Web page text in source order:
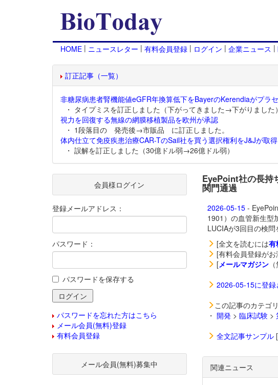
HOME | ニュースレター | 有料会員登録 | ログイン | 企業ニュース |
訂正記事（一覧）
非糖尿病患者腎機能値eGFR年換算低下をBayerのKerendiaがプラ
・ タイプミスを訂正しました（下がってきました→下がりました）
視力を回復する無線の網膜移植製品を欧州が承認
・ 1段落目の 発売後→市販品 に訂正しました。
体内仕立て免疫疾患治療CAR-TのSail社を買う選択権利をJ&Jが取得
・ 誤解を訂正しました（30億ドル弱→26億ドル弱）
EyePoint社の長持
関門通過
2026-05-15-
1901）の血管新生型
LUCIAが3回目の検問
[全文を読むには有
[有料会員登録が
[メールマガジン（
2026-05-15に登
この記事のカテゴリ
・ 開発 > 臨床試験>
全文記事サンプル[
関連ニュース
会員様ログイン
登録メールアドレス：
パスワード：
パスワードを保存する
パスワードを忘れた方はこちら
メール会員(無料)登録
有料会員登録
メール会員(無料)募集中